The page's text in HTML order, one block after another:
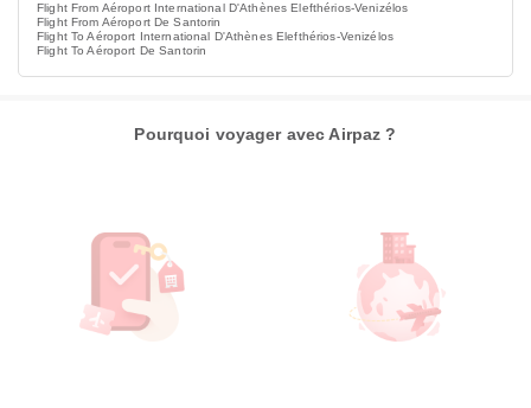
Flight From Aéroport International D'Athènes Elefthérios-Venizélos
Flight From Aéroport De Santorin
Flight To Aéroport International D'Athènes Elefthérios-Venizélos
Flight To Aéroport De Santorin
Pourquoi voyager avec Airpaz ?